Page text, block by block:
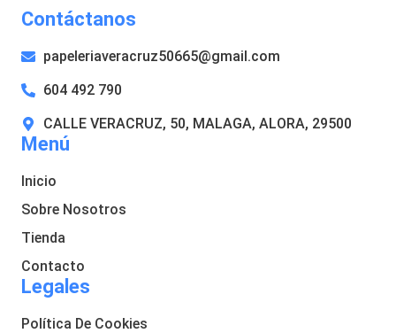
Menú
Inicio
Sobre Nosotros
Tienda
Contacto
Legales
Política De Cookies
Contáctanos
papeleriaveracruz50665@gmail.com
604 492 790
CALLE VERACRUZ, 50, MALAGA, ALORA, 29500